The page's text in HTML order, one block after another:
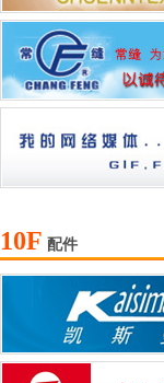
10F 配件